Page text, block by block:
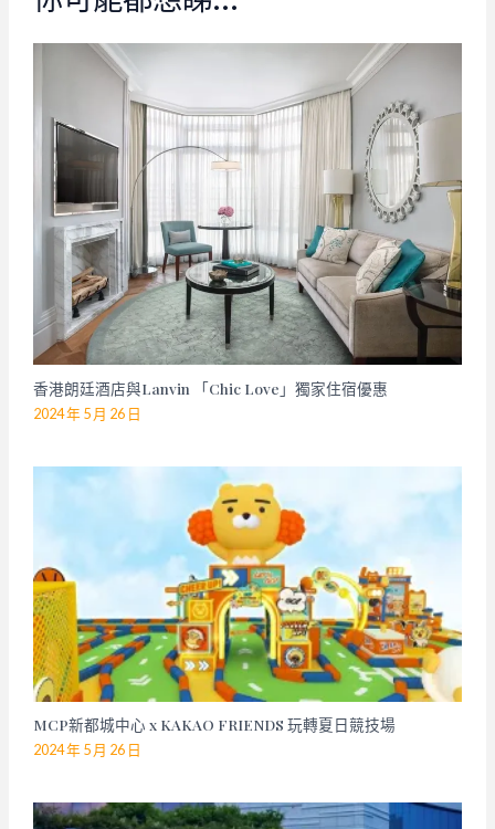
香港朗廷酒店與Lanvin 「Chic Love」獨家住宿優惠
2024 年 5 月 26 日
MCP新都城中心 x KAKAO FRIENDS 玩轉夏日競技場
2024 年 5 月 26 日